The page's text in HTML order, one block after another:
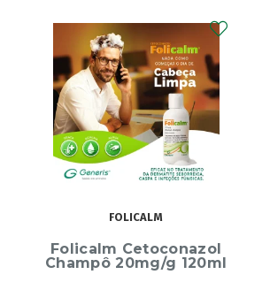
MAGNESIO SUPREMO
Magnesio Supremo
Potassio+ Saquetas